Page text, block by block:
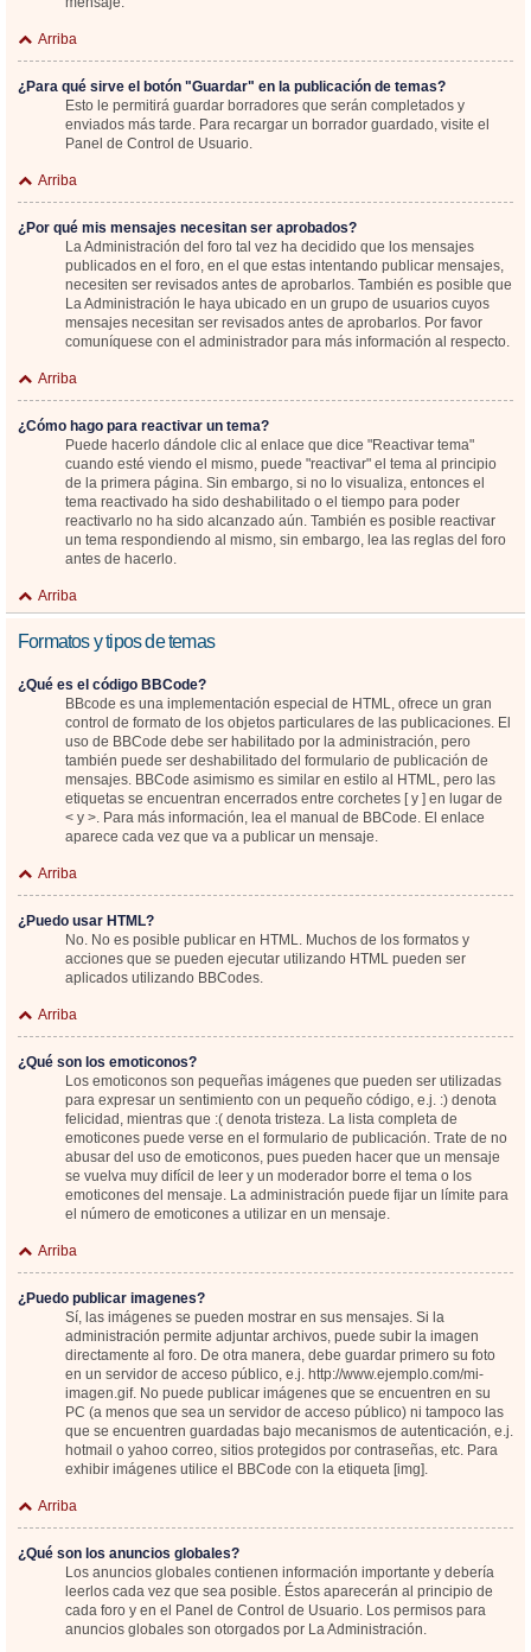
Arriba
¿Para qué sirve el botón "Guardar" en la publicación de temas?
Esto le permitirá guardar borradores que serán completados y
enviados más tarde. Para recargar un borrador guardado, visite el
Panel de Control de Usuario.
Arriba
¿Por qué mis mensajes necesitan ser aprobados?
La Administración del foro tal vez ha decidido que los mensajes
publicados en el foro, en el que estas intentando publicar mensajes,
necesiten ser revisados antes de aprobarlos. También es posible que
La Administración le haya ubicado en un grupo de usuarios cuyos
mensajes necesitan ser revisados antes de aprobarlos. Por favor
comuníquese con el administrador para más información al respecto.
Arriba
¿Cómo hago para reactivar un tema?
Puede hacerlo dándole clic al enlace que dice "Reactivar tema"
cuando esté viendo el mismo, puede "reactivar" el tema al principio
de la primera página. Sin embargo, si no lo visualiza, entonces el
tema reactivado ha sido deshabilitado o el tiempo para poder
reactivarlo no ha sido alcanzado aún. También es posible reactivar
un tema respondiendo al mismo, sin embargo, lea las reglas del foro
antes de hacerlo.
Arriba
Formatos y tipos de temas
¿Qué es el código BBCode?
BBcode es una implementación especial de HTML, ofrece un gran
control de formato de los objetos particulares de las publicaciones. El
uso de BBCode debe ser habilitado por la administración, pero
también puede ser deshabilitado del formulario de publicación de
mensajes. BBCode asimismo es similar en estilo al HTML, pero las
etiquetas se encuentran encerrados entre corchetes [ y ] en lugar de
< y >. Para más información, lea el manual de BBCode. El enlace
aparece cada vez que va a publicar un mensaje.
Arriba
¿Puedo usar HTML?
No. No es posible publicar en HTML. Muchos de los formatos y
acciones que se pueden ejecutar utilizando HTML pueden ser
aplicados utilizando BBCodes.
Arriba
¿Qué son los emoticonos?
Los emoticonos son pequeñas imágenes que pueden ser utilizadas
para expresar un sentimiento con un pequeño código, e.j. :) denota
felicidad, mientras que :( denota tristeza. La lista completa de
emoticones puede verse en el formulario de publicación. Trate de no
abusar del uso de emoticonos, pues pueden hacer que un mensaje
se vuelva muy difícil de leer y un moderador borre el tema o los
emoticones del mensaje. La administración puede fijar un límite para
el número de emoticones a utilizar en un mensaje.
Arriba
¿Puedo publicar imagenes?
Sí, las imágenes se pueden mostrar en sus mensajes. Si la
administración permite adjuntar archivos, puede subir la imagen
directamente al foro. De otra manera, debe guardar primero su foto
en un servidor de acceso público, e.j. http://www.ejemplo.com/mi-
imagen.gif. No puede publicar imágenes que se encuentren en su
PC (a menos que sea un servidor de acceso público) ni tampoco las
que se encuentren guardadas bajo mecanismos de autenticación, e.j.
hotmail o yahoo correo, sitios protegidos por contraseñas, etc. Para
exhibir imágenes utilice el BBCode con la etiqueta [img].
Arriba
¿Qué son los anuncios globales?
Los anuncios globales contienen información importante y debería
leerlos cada vez que sea posible. Éstos aparecerán al principio de
cada foro y en el Panel de Control de Usuario. Los permisos para
anuncios globales son otorgados por La Administración.